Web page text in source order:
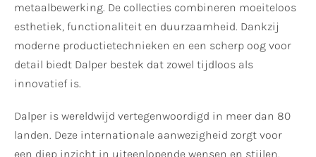
metaalbewerking. De collecties combineren moeiteloos
esthetiek, functionaliteit en duurzaamheid. Dankzij
moderne productietechnieken en een scherp oog voor
detail biedt Dalper bestek dat zowel tijdloos als
innovatief is.
Dalper is wereldwijd vertegenwoordigd in meer dan 80
landen. Deze internationale aanwezigheid zorgt voor
een diep inzicht in uiteenlopende wensen en stijlen.